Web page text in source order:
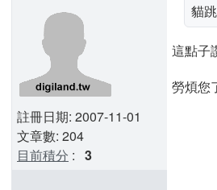
註冊日期: 2007-11-01
文章數: 204
目前積分 : 3
貓
這點子
勞煩您